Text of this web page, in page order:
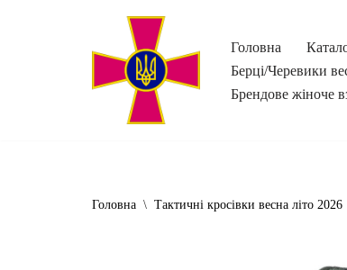
Головна
Берці/Черевики
Брендове жіноче
Головна \ Тактичні кросівки весна літо 2026